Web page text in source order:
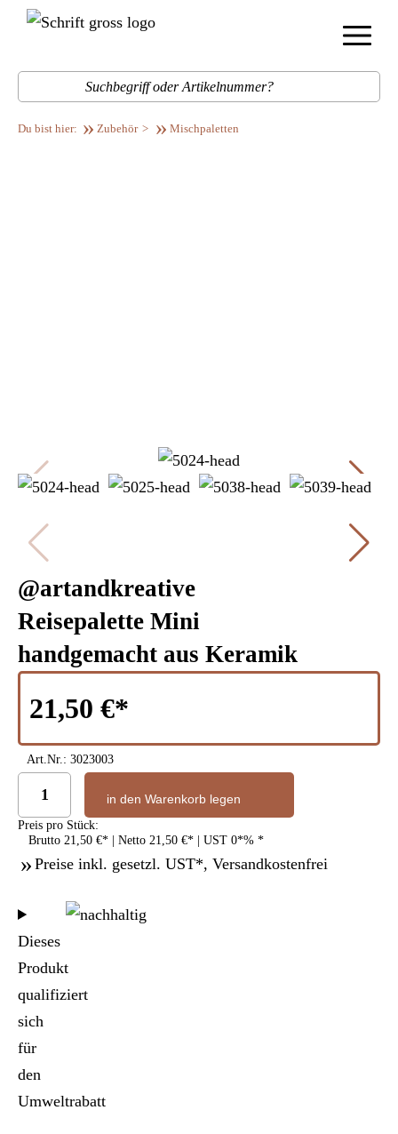
Menü
Zubehör Mischpaletten
@artandkreative
Reisepalette Mini
handgemacht aus Keramik
21,50 €
Art.Nr.: 3023003
in den Warenkorb legen
Preis pro Stück:
Brutto 21,50 € | Netto 21,50 € | UST 0 % *
Preise inkl. gesetzl. UST*, Versandkostenfrei
Dieses
Produkt
qualifiziert
sich
für
den
Umweltrabatt